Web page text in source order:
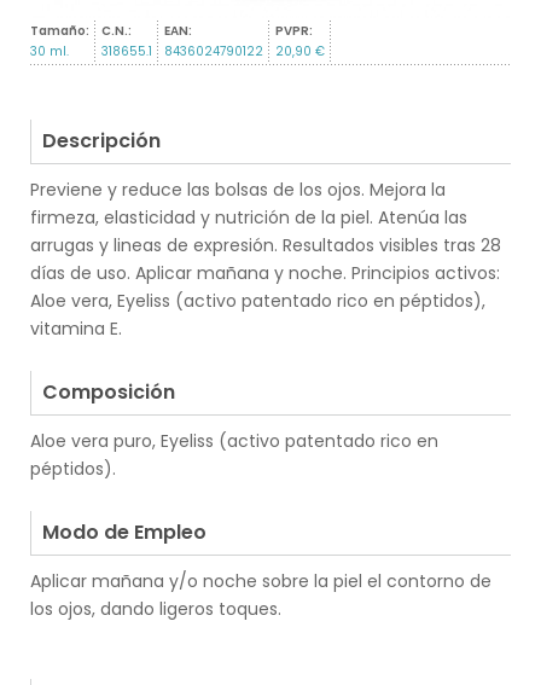
Tamaño:
30 ml.
C.N.:
318655.1
EAN:
8436024790122
PVPR:
20,90 €
Descripción
Previene y reduce las bolsas de los ojos. Mejora la
firmeza, elasticidad y nutrición de la piel. Atenúa las
arrugas y lineas de expresión. Resultados visibles tras 28
días de uso. Aplicar mañana y noche. Principios activos:
Aloe vera, Eyeliss (activo patentado rico en péptidos),
vitamina E.
Composición
Aloe vera puro, Eyeliss (activo patentado rico en
péptidos).
Modo de Empleo
Aplicar mañana y/o noche sobre la piel el contorno de
los ojos, dando ligeros toques.